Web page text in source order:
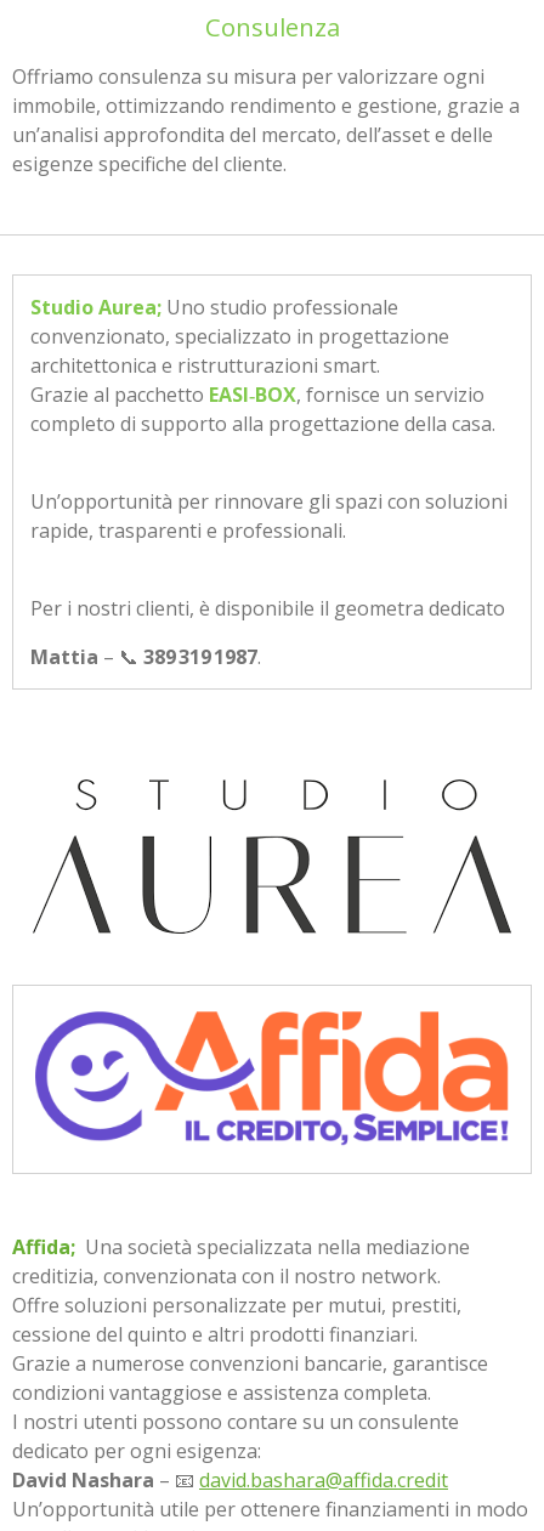
Consulenza
Offriamo consulenza su misura per valorizzare ogni
immobile, ottimizzando rendimento e gestione, grazie a
un’analisi approfondita del mercato, dell’asset e delle
esigenze specifiche del cliente.
Studio Aurea; Uno studio professionale
convenzionato, specializzato in progettazione
architettonica e ristrutturazioni smart.
Grazie al pacchetto EASI‑BOX, fornisce un servizio
completo di supporto alla progettazione della casa.
Un’opportunità per rinnovare gli spazi con soluzioni
rapide, trasparenti e professionali.
Per i nostri clienti, è disponibile il geometra dedicato
Mattia – 📞 389 319 1987.
Affida; Una società specializzata nella mediazione
creditizia, convenzionata con il nostro network.
Offre soluzioni personalizzate per mutui, prestiti,
cessione del quinto e altri prodotti finanziari.
Grazie a numerose convenzioni bancarie, garantisce
condizioni vantaggiose e assistenza completa.
I nostri utenti possono contare su un consulente
dedicato per ogni esigenza:
David Nashara – 📧 david.bashara@affida.credit
Un’opportunità utile per ottenere finanziamenti in modo